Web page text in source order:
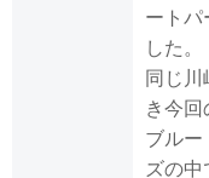
ートパ
した。
同じ
き今回
ブルー
ズの中